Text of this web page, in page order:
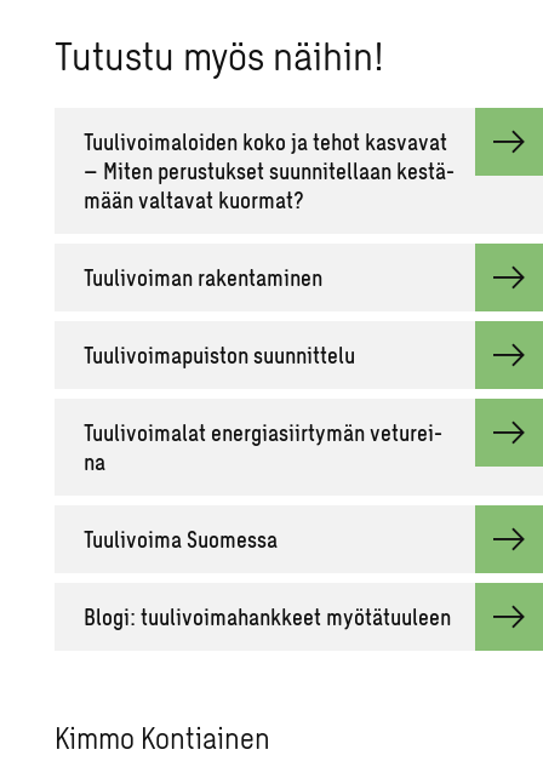
Tu­tus­tu myös näi­hin!
Tuu­li­voi­ma­loi­den koko ja tehot kas­va­vat
– Miten pe­rus­tuk­set suun­ni­tel­laan kes­tä­
mään val­ta­vat kuor­mat?
Tuu­li­voi­man ra­ken­ta­mi­nen
Tuu­li­voi­ma­puis­ton suun­nit­te­lu
Tuu­li­voi­ma­lat ener­gia­siir­ty­män ve­tu­rei­
na
Tuu­li­voi­ma Suo­mes­sa
Blogi: tuu­li­voi­ma­hank­keet myö­tä­tuu­leen
Kimmo Kon­tiai­nen